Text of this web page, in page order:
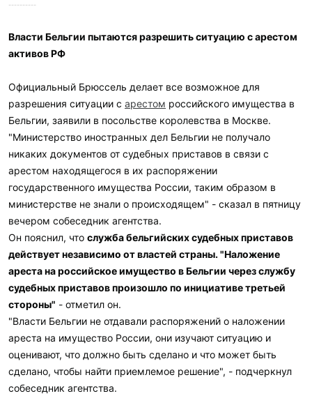
----------
Власти Бельгии пытаются разрешить ситуацию с арестом
активов РФ
Официальный Брюссель делает все возможное для
разрешения ситуации с арестом российского имущества в
Бельгии, заявили в посольстве королевства в Москве.
"Министерство иностранных дел Бельгии не получало
никаких документов от судебных приставов в связи с
арестом находящегося в их распоряжении
государственного имущества России, таким образом в
министерстве не знали о происходящем" - сказал в пятницу
вечером собеседник агентства.
Он пояснил, что служба бельгийских судебных приставов
действует независимо от властей страны. "Наложение
ареста на российское имущество в Бельгии через службу
судебных приставов произошло по инициативе третьей
стороны" - отметил он.
"Власти Бельгии не отдавали распоряжений о наложении
ареста на имущество России, они изучают ситуацию и
оценивают, что должно быть сделано и что может быть
сделано, чтобы найти приемлемое решение", - подчеркнул
собеседник агентства.